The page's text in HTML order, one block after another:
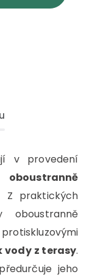
v provedení
Z praktických
vody z terasy.
jeho